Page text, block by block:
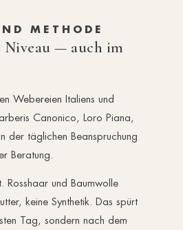
METHODE
— auch im
Webereien Italiens und
Canonico, Loro Piana,
der täglichen Beanspruchung
Beratung.
Rosshaar und Baumwolle
keine Synthetik. Das spürt
Tag, sondern nach dem